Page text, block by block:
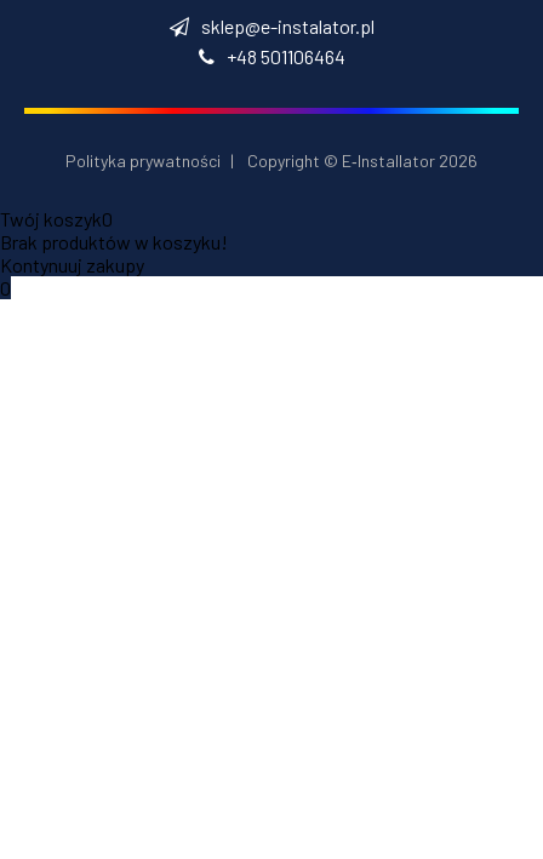
sklep@e-instalator.pl
+48 501106464
Polityka prywatności | Copyright © E‑Installator 2026
Twój koszyk0
Brak produktów w koszyku!
Kontynuuj zakupy
0